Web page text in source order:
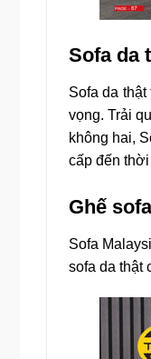
Sofa da
Sofa da
vọng. Trải
không hai,
cấp đến
Ghế
Sofa
sofa da thật